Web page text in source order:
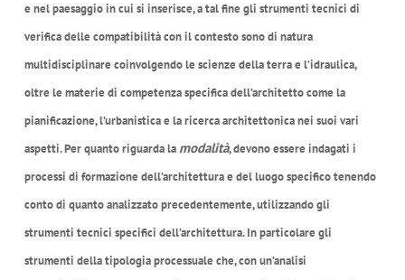
e nel paesaggio in cui si inserisce, a tal fine gli strumenti tecnici di
verifica delle compatibilità con il contesto sono di natura
multidisciplinare coinvolgendo le scienze della terra e l’idraulica,
oltre le materie di competenza specifica dell’architetto come la
pianificazione, l’urbanistica e la ricerca architettonica nei suoi vari
aspetti. Per quanto riguarda la modalità, devono essere indagati i
processi di formazione dell’architettura e del luogo specifico tenendo
conto di quanto analizzato precedentemente, utilizzando gli
strumenti tecnici specifici dell’architettura. In particolare gli
strumenti della tipologia processuale che, con un’analisi